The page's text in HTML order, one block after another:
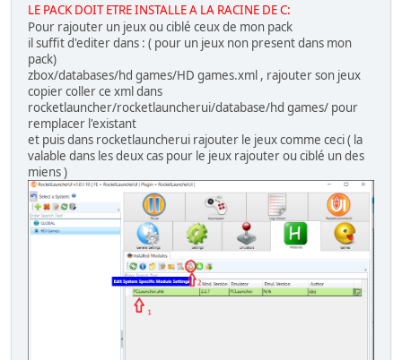
LE PACK DOIT ETRE INSTALLE A LA RACINE DE C:
Pour rajouter un jeux ou ciblé ceux de mon pack
il suffit d'editer dans : ( pour un jeux non present dans mon
pack)
zbox/databases/hd games/HD games.xml , rajouter son jeux
copier coller ce xml dans
rocketlauncher/rocketlauncherui/database/hd games/ pour
remplacer l'existant
et puis dans rocketlauncherui rajouter le jeux comme ceci ( la
valable dans les deux cas pour le jeux rajouter ou ciblé un des
miens )